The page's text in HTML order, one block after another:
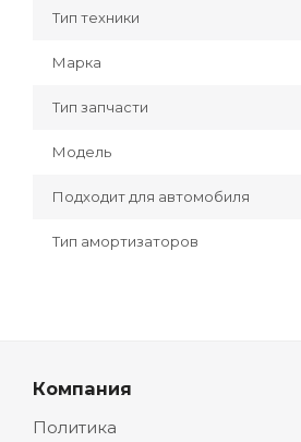
Тип техники
Марка
Тип запчасти
Модель
Подходит для автомобиля
Тип амортизаторов
Компания
Политика